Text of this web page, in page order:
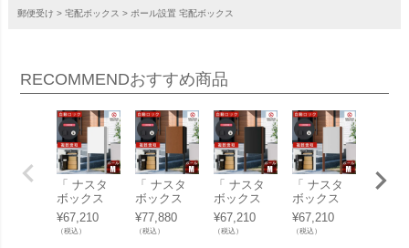
郵便受け 宅配ボックス ポール設置 宅配ボックス
RECOMMENDおすすめ商品
「 ナスタ
ボックス
+ポスト M
サイズ ポー
ルタイプ [
¥67,210
（税込）
「 ナスタ
ボックス
+ポスト M
サイズ ポー
ルタイプ [
¥77,880
（税込）
「 ナスタ
ボックス
+ポスト M
サイズ ポー
ルタイプ [
¥67,210
（税込）
「 ナスタ
ボックス
+ポスト M
サイズ ポー
ルタイプ [
¥67,210
（税込）
「 ナ